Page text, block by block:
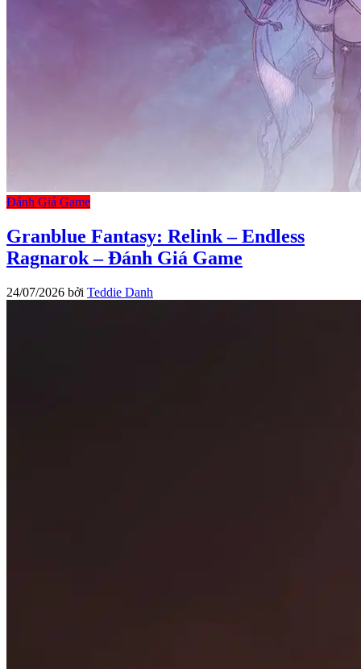
Đánh Giá Game
Granblue Fantasy: Relink – Endless
Ragnarok – Đánh Giá Game
24/07/2026 bởi Teddie Danh